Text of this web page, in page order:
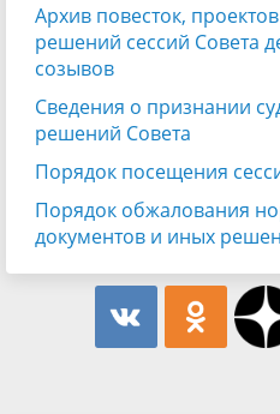
Архив повесток,
решений сессий Совета
созывов
Сведения о признании
решений Совета
Порядок посещения
Порядок обжалования
документов и иных